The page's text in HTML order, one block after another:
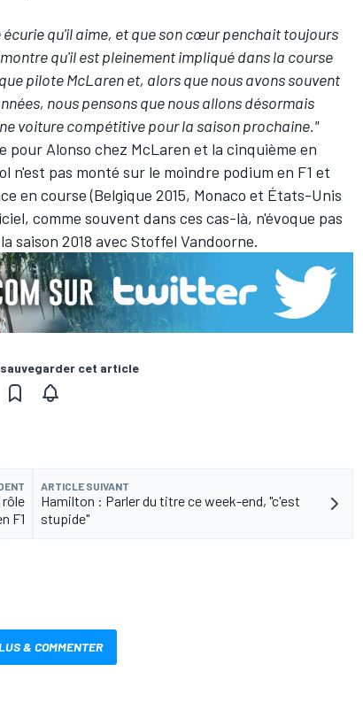
qu'il aime, et que son cœur penchait toujours
qu'il est pleinement impliqué dans la course
pilote McLaren et, alors que nous avons souvent
nous pensons que nous allons désormais
voiture compétitive pour la saison prochaine."
pour Alonso chez McLaren et la cinquième en
n'est pas monté sur le moindre podium en F1 et
en course (Belgique 2015, Monaco et États-Unis
comme souvent dans ces cas-là, n'évoque pas
saison 2018 avec Stoffel Vandoorne.
cet article
F1
ARTICLE SUIVANT
Hamilton : Parler du titre ce week-end, "c'est
stupide"
& COMMENTER